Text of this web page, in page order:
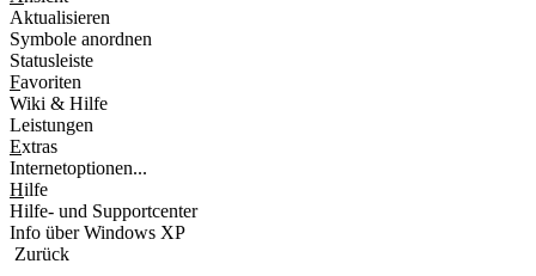
Aktualisieren
Symbole anordnen
Statusleiste
Favoriten
Wiki & Hilfe
Leistungen
Extras
Internetoptionen...
Hilfe
Hilfe- und Supportcenter
Info über Windows XP
Zurück